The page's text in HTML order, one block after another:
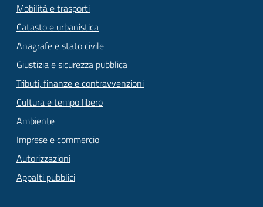
Mobilità e trasporti
Catasto e urbanistica
Anagrafe e stato civile
Giustizia e sicurezza pubblica
Tributi, finanze e contravvenzioni
Cultura e tempo libero
Ambiente
Imprese e commercio
Autorizzazioni
Appalti pubblici